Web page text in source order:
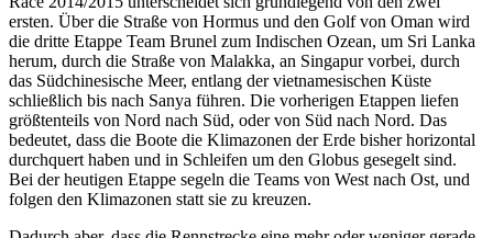
ersten. Über die Straße von Hormus und den Golf von Oman wird
die dritte Etappe Team Brunel zum Indischen Ozean, um Sri Lanka
herum, durch die Straße von Malakka, an Singapur vorbei, durch
das Südchinesische Meer, entlang der vietnamesischen Küste
schließlich bis nach Sanya führen. Die vorherigen Etappen liefen
größtenteils von Nord nach Süd, oder von Süd nach Nord. Das
bedeutet, dass die Boote die Klimazonen der Erde bisher horizontal
durchquert haben und in Schleifen um den Globus gesegelt sind.
Bei der heutigen Etappe segeln die Teams von West nach Ost, und
folgen den Klimazonen statt sie zu kreuzen.